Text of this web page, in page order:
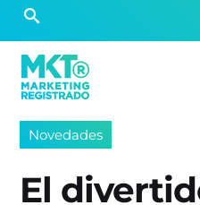
Novedades
El